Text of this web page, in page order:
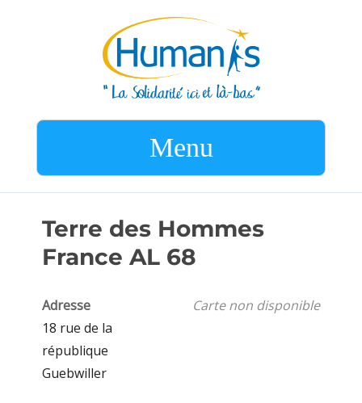
Menu
Terre des Hommes
France AL 68
Carte non disponible
Adresse
18 rue de la
république
Guebwiller